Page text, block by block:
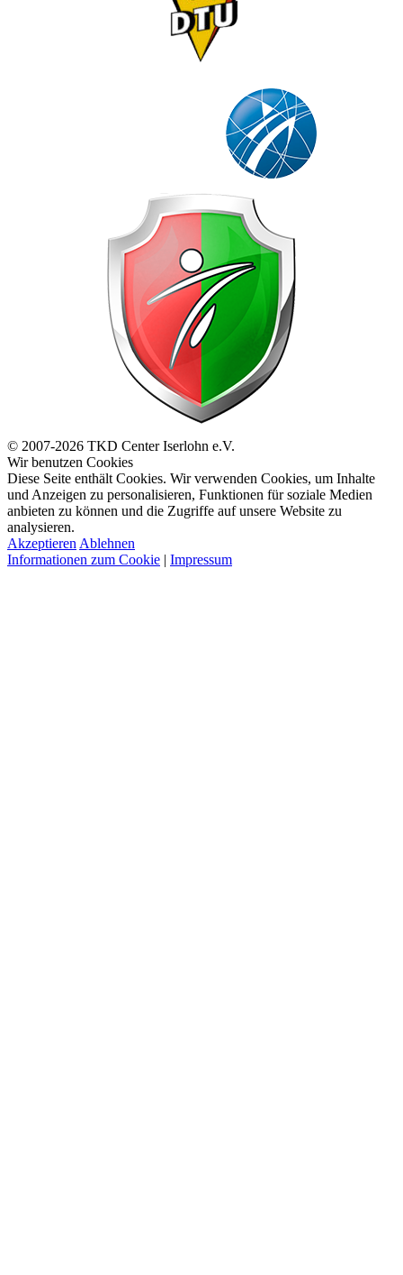
© 2007-2026 TKD Center Iserlohn e.V.
Wir benutzen Cookies
Diese Seite enthält Cookies. Wir verwenden Cookies, um Inhalte
und Anzeigen zu personalisieren, Funktionen für soziale Medien
anbieten zu können und die Zugriffe auf unsere Website zu
analysieren.
Akzeptieren Ablehnen
Informationen zum Cookie | Impressum